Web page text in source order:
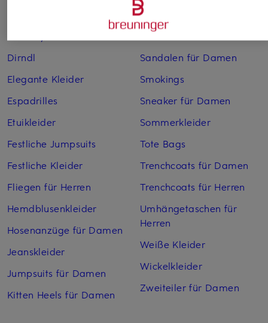
Dirndl
Elegante Kleider
Espadrilles
Etuikleider
Festliche Jumpsuits
Festliche Kleider
Fliegen für Herren
Hemdblusenkleider
Hosenanzüge für Damen
Jeanskleider
Jumpsuits für Damen
Kitten Heels für Damen
Regenmäntel für Damen
Sakkos
Sandalen für Damen
Smokings
Sneaker für Damen
Sommerkleider
Tote Bags
Trenchcoats für Damen
Trenchcoats für Herren
Umhängetaschen für
Herren
Weiße Kleider
Wickelkleider
Zweiteiler für Damen